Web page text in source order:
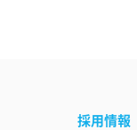
採用情報